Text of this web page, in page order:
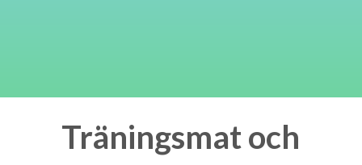
Träningsmat och